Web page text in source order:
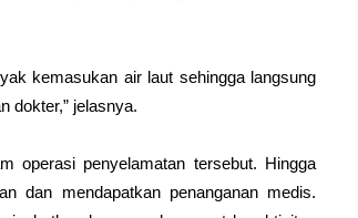
kemasukan air laut sehingga langsung
dokter,” jelasnya.
operasi penyelamatan tersebut. Hingga
dan mendapatkan penanganan medis.